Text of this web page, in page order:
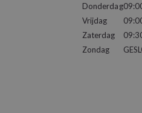
Donderdag
Vrijdag
Zaterdag
Zondag